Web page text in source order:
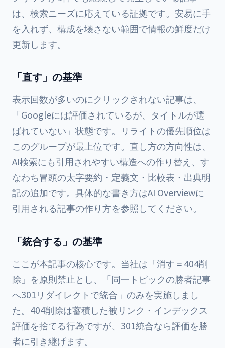
は、検索ニーズに応えている証拠です。安易に手
を入れず、構成を壊さない範囲で情報の鮮度だけ
更新します。
「直す」の基準
表示回数が多いのにクリックされない記事は、
「Googleには評価されているが、タイトルが選
ばれていない」状態です。リライトの優先順位は
このグループが最上位です。直し方の方向性は、
AI検索にも引用されやすい構造への作り替え、す
なわち冒頭の太字要約・定義文・比較表・出典明
記の追加です。具体的な書き方はAI Overviewに
引用される記事の作り方を参照してください。
「統合する」の基準
ここが本記事の核心です。当社は「消す＝404削
除」を原則禁止とし、「同一トピックの勝者記事
へ301リダイレクトで統合」のみを実施しまし
た。404削除は蓄積した被リンク・インデックス
評価を捨てる行為ですが、301統合なら評価を勝
者に引き継げます。